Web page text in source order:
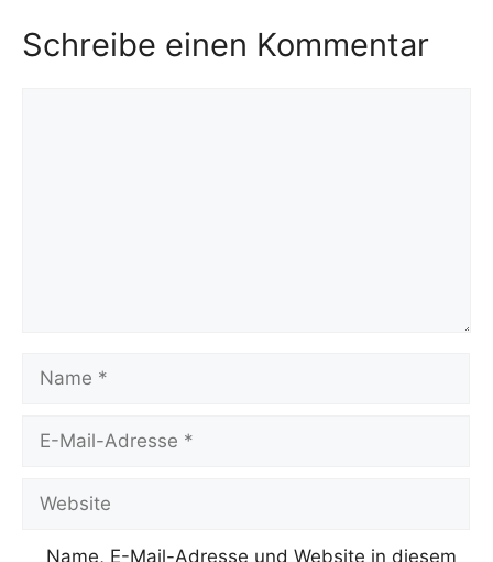
Schreibe einen Kommentar
Name
Adresse
Website
Name, E-Mail-Adresse und Website in diesem